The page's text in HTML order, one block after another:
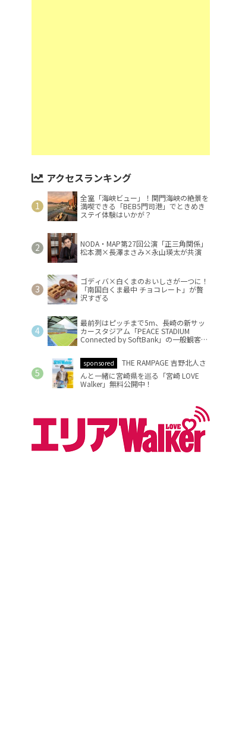
アクセスランキング
全室「海峡ビュー」！関門海峡の絶景を
満喫できる「BEB5門司港」でときめき
ステイ体験はいかが？
NODA・MAP第27回公演「正三角関係」
松本潤×長澤まさみ×永山瑛太が共演
ゴディバ×白くまのおいしさが一つに！
「南国白くま最中 チョコレート」が贅
沢すぎる
最前列はピッチまで5m、長崎の新サッ
カースタジアム「PEACE STADIUM
Connected by SoftBank」の一般観客席
sponsored
THE RAMPAGE 吉野北人さ
んと一緒に宮崎県を巡る「宮崎 LOVE
Walker」無料公開中！